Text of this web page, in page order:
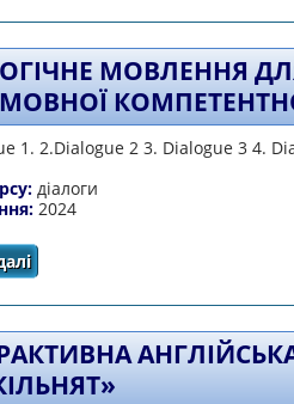
МОВЛЕННЯ
1. 2.Dialogue 2 3. Dialogue 3 4.
діалоги
2024
про "Діалогічне мовлення